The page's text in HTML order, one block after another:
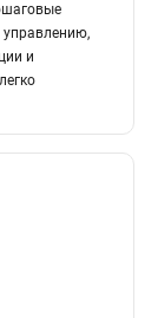
управлению,
и